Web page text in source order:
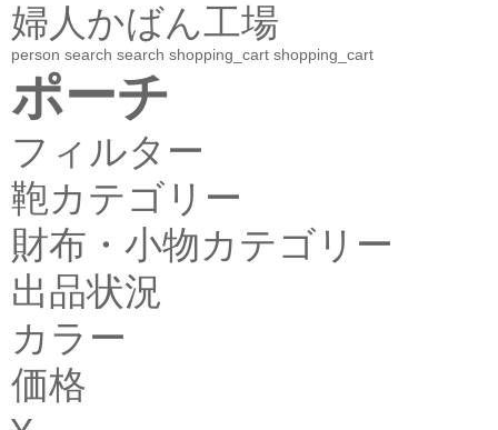
婦人かばん工場
person search search shopping_cart shopping_cart
ポーチ
フィルター
鞄カテゴリー
財布・小物カテゴリー
出品状況
カラー
価格